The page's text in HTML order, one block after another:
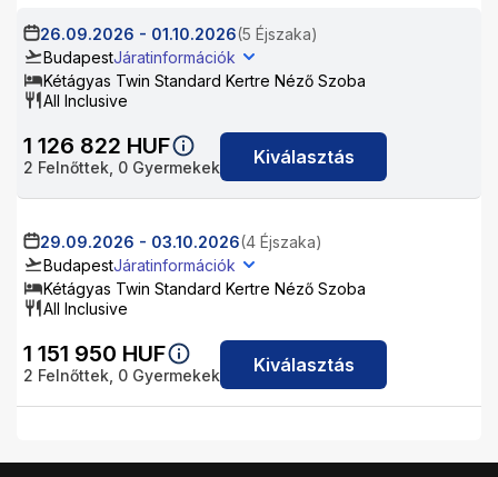
26.09.2026 - 01.10.2026(5 Éjszaka)
BudapestJáratinformációk
Kétágyas Twin Standard Kertre Néző Szoba
All Inclusive
1 126 822 HUF
2 Felnőttek, 0 Gyermekek Kiválasztás
29.09.2026 - 03.10.2026(4 Éjszaka)
BudapestJáratinformációk
Kétágyas Twin Standard Kertre Néző Szoba
All Inclusive
1 151 950 HUF
2 Felnőttek, 0 Gyermekek Kiválasztás